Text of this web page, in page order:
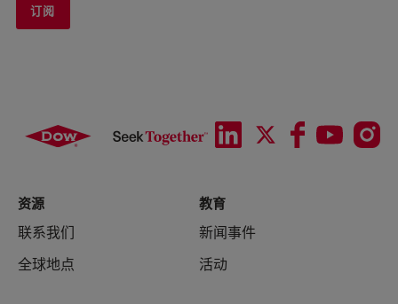
订阅
资源
联系我们
全球地点
教育
新闻事件
活动